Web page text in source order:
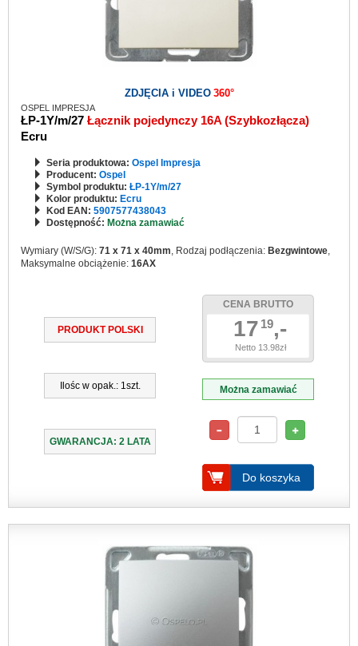
ZDJĘCIA i VIDEO 360°
OSPEL IMPRESJA
ŁP-1Y/m/27 Łącznik pojedynczy 16A (Szybkozłącza)
Ecru
Seria produktowa: Ospel Impresja
Producent: Ospel
Symbol produktu: ŁP-1Y/m/27
Kolor produktu: Ecru
Kod EAN: 5907577438043
Dostępność: Można zamawiać
Wymiary (W/S/G): 71 x 71 x 40mm, Rodzaj podłączenia: Bezgwintowe,
Maksymalne obciążenie: 16AX
PRODUKT POLSKI
Ilośc w opak.: 1szt.
GWARANCJA: 2 LATA
CENA BRUTTO
17 19,-
Netto 13.98zł
Można zamawiać
Do koszyka